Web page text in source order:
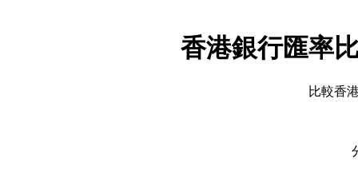
香港銀行匯率
比較香